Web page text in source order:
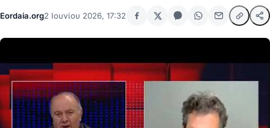
Eordaia.org2 Ιουνίου 2026, 17:32